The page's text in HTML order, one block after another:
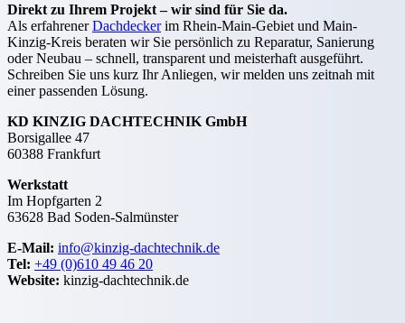
Direkt zu Ihrem Projekt – wir sind für Sie da.
Als erfahrenerDachdeckerim Rhein-Main-Gebiet und Main-
Kinzig-Kreis beraten wir Sie persönlich zu Reparatur, Sanierung
oder Neubau – schnell, transparent und meisterhaft ausgeführt.
Schreiben Sie uns kurz Ihr Anliegen, wir melden uns zeitnah mit
einer passenden Lösung.
KD KINZIG DACHTECHNIK GmbH
Borsigallee 47
60388 Frankfurt
Werkstatt
Im Hopfgarten 2
63628 Bad Soden-Salmünster
E-Mail: info@kinzig-dachtechnik.de
Tel: +49 (0)610 49 46 20
Website: kinzig-dachtechnik.de